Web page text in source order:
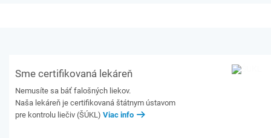
Sme certifikovaná lekáreň
Nemusíte sa báť falošných liekov.
Naša lekáreň je certifikovaná štátnym ústavom
pre kontrolu liečiv (ŠÚKL) Viac info